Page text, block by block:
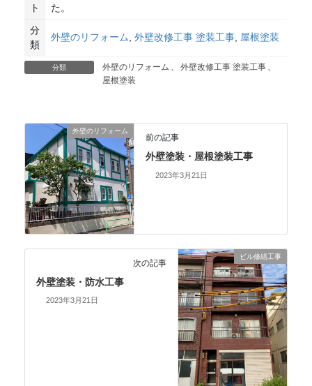
ト
た。
分
類
外壁のリフォーム, 外壁改修工事 塗装工事, 屋根塗装
分類 外壁のリフォーム 、 外壁改修工事 塗装工事 、
屋根塗装
外壁のリフォーム
前の記事
外壁塗装・屋根塗装工事
2023年3月21日
ビル修繕工事
次の記事
外壁塗装・防水工事
2023年3月21日